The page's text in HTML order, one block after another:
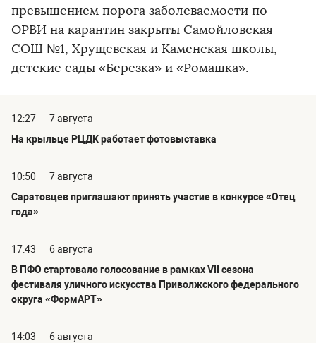
превышением порога заболеваемости по
ОРВИ на карантин закрыты Самойловская
СОШ №1, Хрущевская и Каменская школы,
детские сады «Березка» и «Ромашка».
12:27
7 августа
На крыльце РЦДК работает фотовыставка
10:50
7 августа
Саратовцев приглашают принять участие в конкурсе «Отец
года»
17:43
6 августа
В ПФО стартовало голосование в рамках VII сезона
фестиваля уличного искусства Приволжского федерального
округа «ФормАРТ»
14:03
6 августа